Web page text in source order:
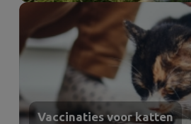
Vaccinaties voor katten